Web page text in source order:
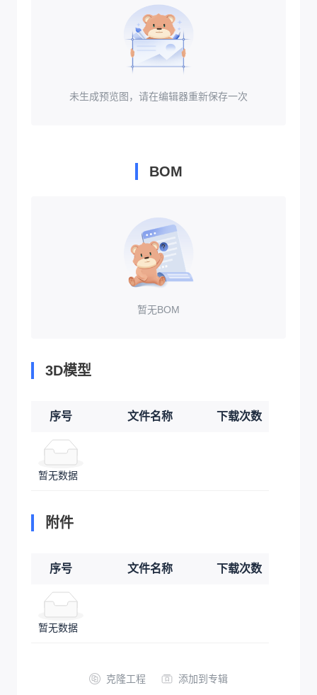
未生成预览图，请在编辑器重新保存一次
BOM
暂无BOM
3D模型
序号 文件名称 下载次数
暂无数据
附件
序号 文件名称 下载次数
暂无数据
克隆工程 添加到专辑